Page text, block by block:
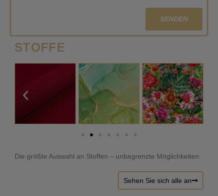
SENDEN
STOFFE
Die größte Auswahl an Stoffen – unbegrenzte Möglichkeiten.
Sehen Sie sich alle an